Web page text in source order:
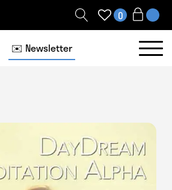
0
✉️ Newsletter